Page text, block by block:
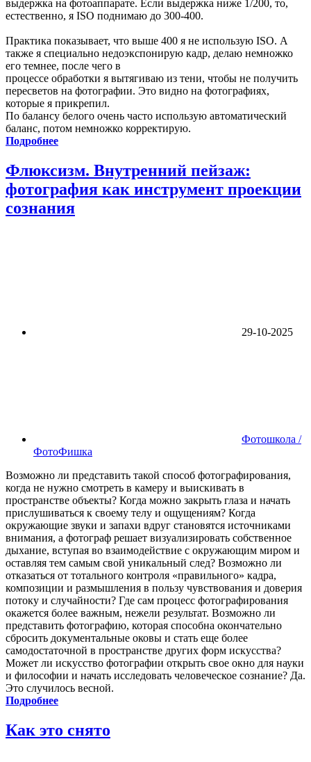
выдержка на фотоаппарате. Если выдержка ниже 1/200, то,
естественно, я ISO поднимаю до 300-400.
Практика показывает, что выше 400 я не использую ISO. А
также я специально недоэкспонирую кадр, делаю немножко
его темнее, после чего в
процессе обработки я вытягиваю из тени, чтобы не получить
пересветов на фотографии. Это видно на фотографиях,
которые я прикрепил.
По балансу белого очень часто использую автоматический
баланс, потом немножко корректирую.
Подробнее
Флюксизм. Внутренний пейзаж:
фотография как инструмент проекции
сознания
29-10-2025
Фотошкола /
ФотоФишка
Возможно ли представить такой способ фотографирования,
когда не нужно смотреть в камеру и выискивать в
пространстве объекты? Когда можно закрыть глаза и начать
прислушиваться к своему телу и ощущениям? Когда
окружающие звуки и запахи вдруг становятся источниками
внимания, а фотограф решает визуализировать собственное
дыхание, вступая во взаимодействие с окружающим миром и
оставляя тем самым свой уникальный след? Возможно ли
отказаться от тотального контроля «правильного» кадра,
композиции и размышления в пользу чувствования и доверия
потоку и случайности? Где сам процесс фотографирования
окажется более важным, нежели результат. Возможно ли
представить фотографию, которая способна окончательно
сбросить документальные оковы и стать еще более
самодостаточной в пространстве других форм искусства?
Может ли искусство фотографии открыть свое окно для науки
и философии и начать исследовать человеческое сознание? Да.
Это случилось весной.
Подробнее
Как это снято